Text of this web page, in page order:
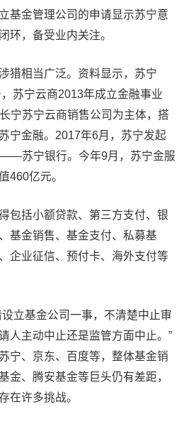
基金管理公司的申请显示苏宁意
环，备受业内关注。
猎相当广泛。资料显示，苏宁
苏宁云商2013年成立金融事业
宁苏宁云商销售公司为主体，搭
宁金融。2017年6月，苏宁发起
苏宁银行。今年9月，苏宁金服
460亿元。
包括小额贷款、第三方支付、银
基金销售、基金支付、私募基
企业征信、预付卡、海外支付等
立基金公司一事，不清楚中止审
人主动中止还是监管方面中止。”
宁、京东、百度等，整体基金销
金、腾安基金等巨头仍有差距，
在许多挑战。